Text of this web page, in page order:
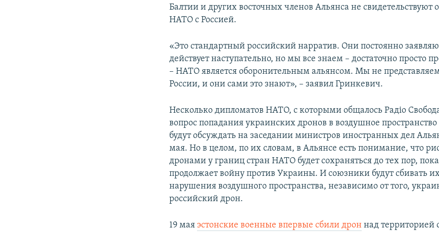
Балтии и других восточных членов Альянса не свидетельствуют
НАТО с Россией.
«Это стандартный российский нарратив. Они постоянно
действует наступательно, но мы все знаем – достаточно просто
– НАТО является оборонительным альянсом. Мы не
России, и они сами это знают», – заявил Гринкевич.
Несколько дипломатов НАТО, с которыми общалось Радіо
вопрос попадания украинских дронов в воздушное
будут обсуждать на заседании министров иностранных дел
мая. Но в целом, по их словам, в Альянсе есть понимание, что
дронами у границ стран НАТО будет сохраняться до тех пор,
продолжает войну против Украины. И союзники будут сбивать
нарушения воздушного пространства, независимо от того,
российский дрон.
19 маяэстонские военные впервые сбили дрон над территорией